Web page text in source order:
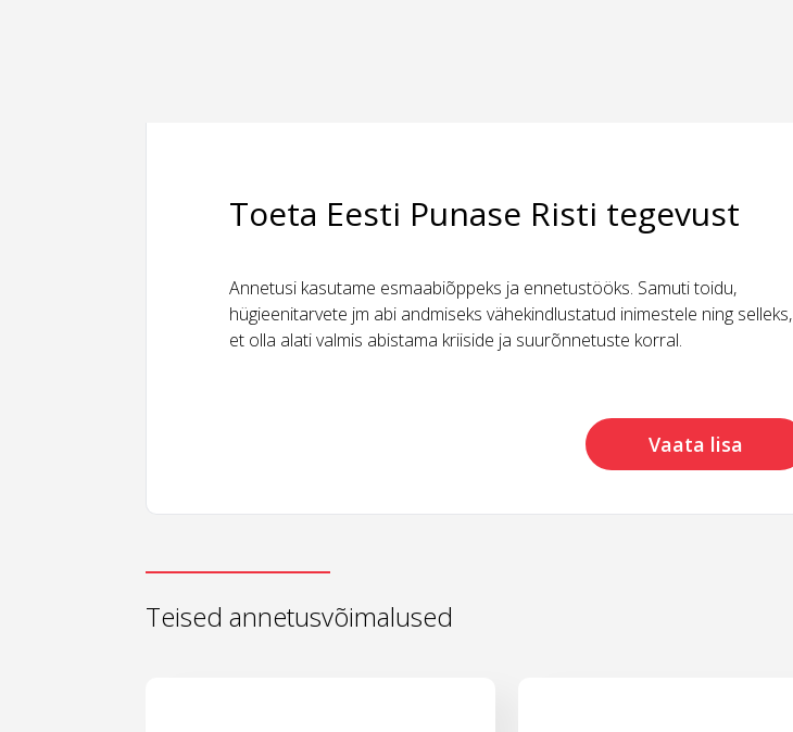
Toeta Eesti Punase Risti tegevust
Annetusi kasutame esmaabiõppeks ja ennetustööks. Samuti toidu,
hügieenitarvete jm abi andmiseks vähekindlustatud inimestele ning selleks,
et olla alati valmis abistama kriiside ja suurõnnetuste korral.
Vaata lisa
Teised annetusvõimalused